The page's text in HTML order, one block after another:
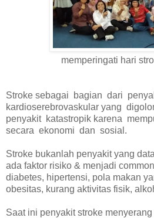
memperingati hari
Stroke sebagai bagian dari
kardioserebrovaskular yang
penyakit katastropik karena
secara ekonomi dan sosial.
Stroke bukanlah penyakit yang
ada faktor risiko & menjadi
diabetes, hipertensi, pola makan
obesitas, kurang aktivitas fisik,
Saat ini penyakit stroke